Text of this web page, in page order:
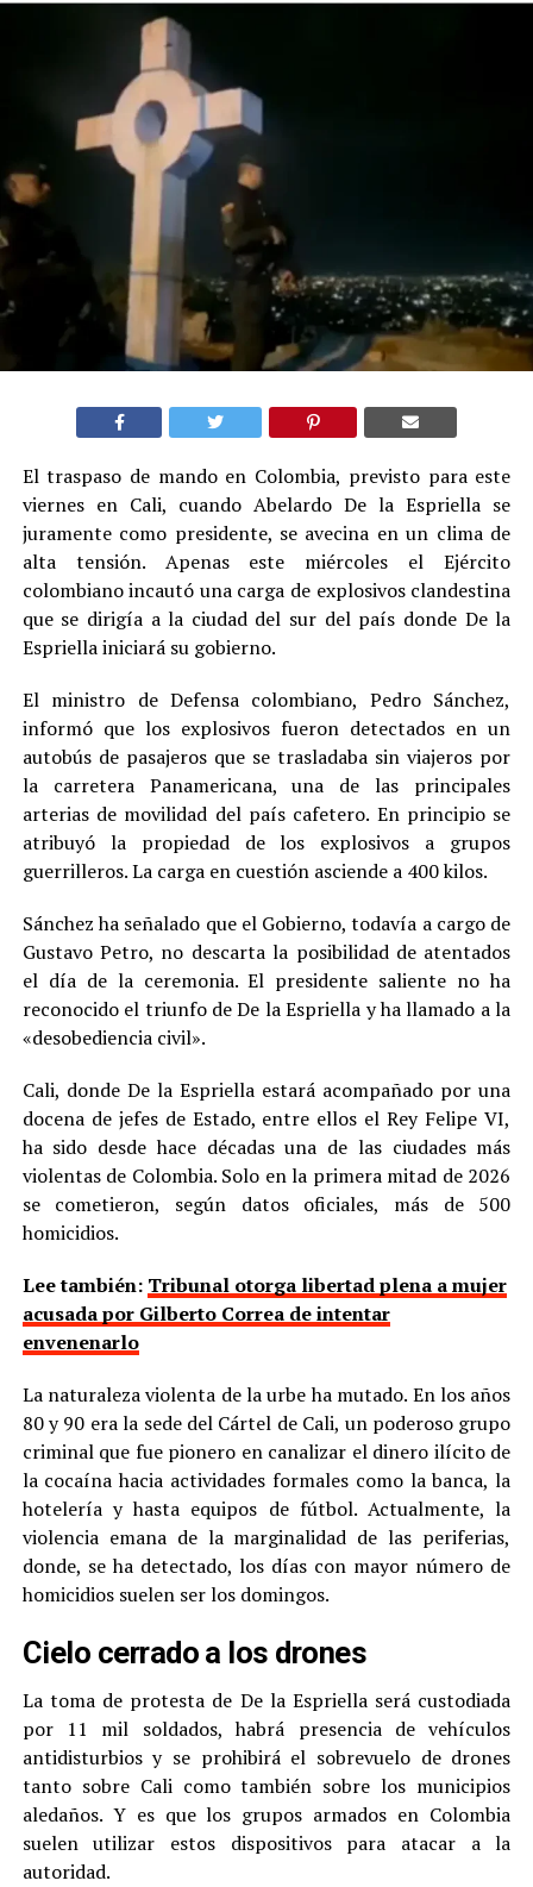
El traspaso de mando en Colombia, previsto para este
viernes en Cali, cuando Abelardo De la Espriella se
juramente como presidente, se avecina en un clima de
alta tensión. Apenas este miércoles el Ejército
colombiano incautó una carga de explosivos clandestina
que se dirigía a la ciudad del sur del país donde De la
Espriella iniciará su gobierno.
El ministro de Defensa colombiano, Pedro Sánchez,
informó que los explosivos fueron detectados en un
autobús de pasajeros que se trasladaba sin viajeros por
la carretera Panamericana, una de las principales
arterias de movilidad del país cafetero. En principio se
atribuyó la propiedad de los explosivos a grupos
guerrilleros. La carga en cuestión asciende a 400 kilos.
Sánchez ha señalado que el Gobierno, todavía a cargo de
Gustavo Petro, no descarta la posibilidad de atentados
el día de la ceremonia. El presidente saliente no ha
reconocido el triunfo de De la Espriella y ha llamado a la
«desobediencia civil».
Cali, donde De la Espriella estará acompañado por una
docena de jefes de Estado, entre ellos el Rey Felipe VI,
ha sido desde hace décadas una de las ciudades más
violentas de Colombia. Solo en la primera mitad de 2026
se cometieron, según datos oficiales, más de 500
homicidios.
Lee también: Tribunal otorga libertad plena a mujer
acusada por Gilberto Correa de intentar
envenenarlo
La naturaleza violenta de la urbe ha mutado. En los años
80 y 90 era la sede del Cártel de Cali, un poderoso grupo
criminal que fue pionero en canalizar el dinero ilícito de
la cocaína hacia actividades formales como la banca, la
hotelería y hasta equipos de fútbol. Actualmente, la
violencia emana de la marginalidad de las periferias,
donde, se ha detectado, los días con mayor número de
homicidios suelen ser los domingos.
Cielo cerrado a los drones
La toma de protesta de De la Espriella será custodiada
por 11 mil soldados, habrá presencia de vehículos
antidisturbios y se prohibirá el sobrevuelo de drones
tanto sobre Cali como también sobre los municipios
aledaños. Y es que los grupos armados en Colombia
suelen utilizar estos dispositivos para atacar a la
autoridad.